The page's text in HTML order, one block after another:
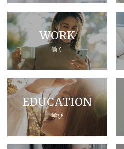
WORK
働く
EDUCATION
学び